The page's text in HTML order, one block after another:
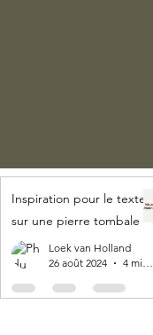
Inspiration pour le texte
sur une pierre tombale
Loek van Holland
26 août 2024
4 min de lecture